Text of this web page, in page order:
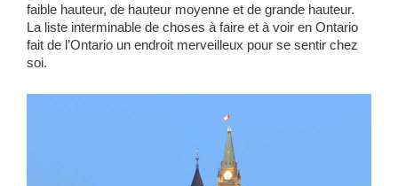
faible hauteur, de hauteur moyenne et de grande hauteur.
La liste interminable de choses à faire et à voir en Ontario
fait de l’Ontario un endroit merveilleux pour se sentir chez
soi.